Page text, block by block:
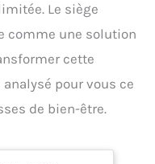
Le siège
comme une solution
cette
pour vous ce
de bien-être.